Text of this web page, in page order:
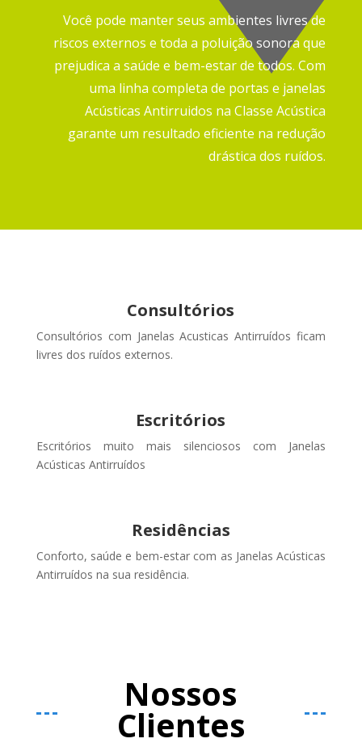
Você pode manter seus ambientes livres de
riscos externos e toda a poluição sonora que
prejudica a saúde e bem-estar de todos.Com
uma linha completa de portas e janelas
Acústicas Antirruidos na Classe Acústica
garante um resultado eficiente na redução
drástica dos ruídos.
Consultórios
Consultórios com Janelas Acusticas Antirruídos ficam
livres dos ruídos externos.
Escritórios
Escritórios muito mais silenciosos com Janelas
Acústicas Antirruídos
Residências
Conforto, saúde e bem-estar com as Janelas Acústicas
Antirruídos na sua residência.
Nossos
Clientes